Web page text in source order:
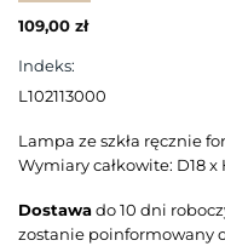
109,00 zł
Indeks:
L102113000
Lampa ze szkła ręcznie
Wymiary całkowite: D18 x
Dostawado 10 dni
zostanie poinformowany